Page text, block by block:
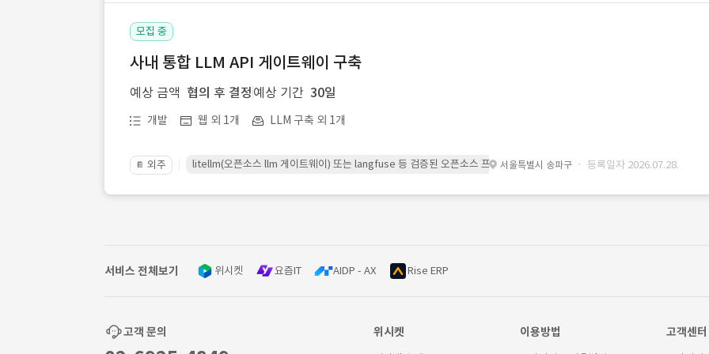
모집 중
사내 통합 LLM API 게이트웨이 구축
예상 금액 협의 후 결정 예상 기간 30일
개발 웹 외 1개 LLM 구축 외 1개
📔 외주 litellm(오픈소스 llm 게이트웨이) 또는 langfuse 등 검증된 오픈소스 프레임워크를 기반으로 시스템을 구축
서울특별시 송파구 · 등록일자 2026.07.28.
서비스 전체보기 위시켓 요즘IT AIDP - AX Rise ERP
고객 문의 위시켓 이용방법 고객센터